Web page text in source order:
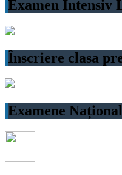
Examen Intensiv
Înscriere clasa
Examene